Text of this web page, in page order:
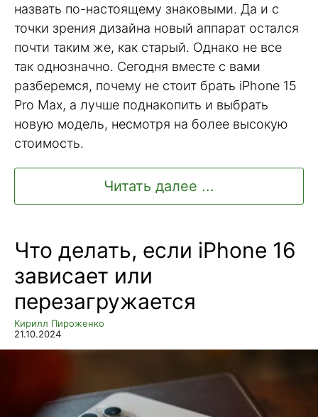
назвать по-настоящему знаковыми. Да и с
точки зрения дизайна новый аппарат остался
почти таким же, как старый. Однако не все
так однозначно. Сегодня вместе с вами
разберемся, почему не стоит брать iPhone 15
Pro Max, а лучше поднакопить и выбрать
новую модель, несмотря на более высокую
стоимость.
Читать далее ...
Что делать, если iPhone 16
зависает или
перезагружается
Кирилл Пироженко
21.10.2024